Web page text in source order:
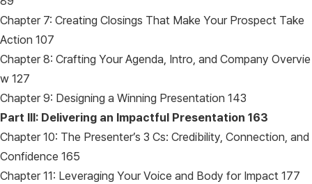
Chapter 7: Creating Closings That Make Your Prospect Take
Action 107
Chapter 8: Crafting Your Agenda, Intro, and Company Overvie
w 127
Chapter 9: Designing a Winning Presentation 143
Part III: Delivering an Impactful Presentation 163
Chapter 10: The Presenter’s 3 Cs: Credibility, Connection, and
Confidence 165
Chapter 11: Leveraging Your Voice and Body for Impact 177